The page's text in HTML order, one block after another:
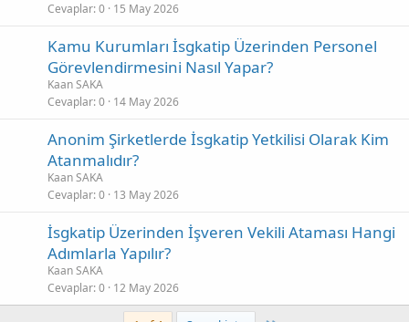
Cevaplar 0 15 May 2026
Kamu Kurumları İsgkatip Üzerinden Personel
Görevlendirmesini Nasıl Yapar?
Kaan SAKA
Cevaplar 0 14 May 2026
Anonim Şirketlerde İsgkatip Yetkilisi Olarak Kim
Atanmalıdır?
Kaan SAKA
Cevaplar 0 13 May 2026
İsgkatip Üzerinden İşveren Vekili Ataması Hangi
Adımlarla Yapılır?
Kaan SAKA
Cevaplar 0 12 May 2026